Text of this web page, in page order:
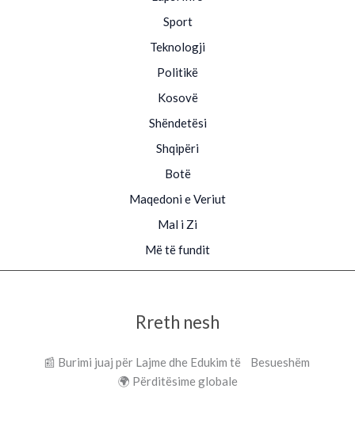
Sport
Teknologji
Politikë
Kosovë
Shëndetësi
Shqipëri
Botë
Maqedoni e Veriut
Mal i Zi
Më të fundit
Rreth nesh
📰 Burimi juaj për Lajme dhe Edukim të Besueshëm
🌍 Përditësime globale